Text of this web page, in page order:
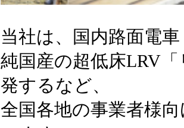
当社は、国内路面電
純国産の超低床LRV
発するなど、
全国各地の事業者様